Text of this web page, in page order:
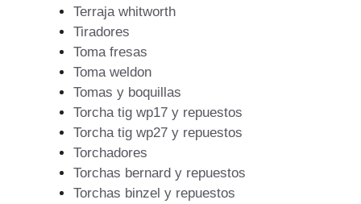
Terraja whitworth
Tiradores
Toma fresas
Toma weldon
Tomas y boquillas
Torcha tig wp17 y repuestos
Torcha tig wp27 y repuestos
Torchadores
Torchas bernard y repuestos
Torchas binzel y repuestos